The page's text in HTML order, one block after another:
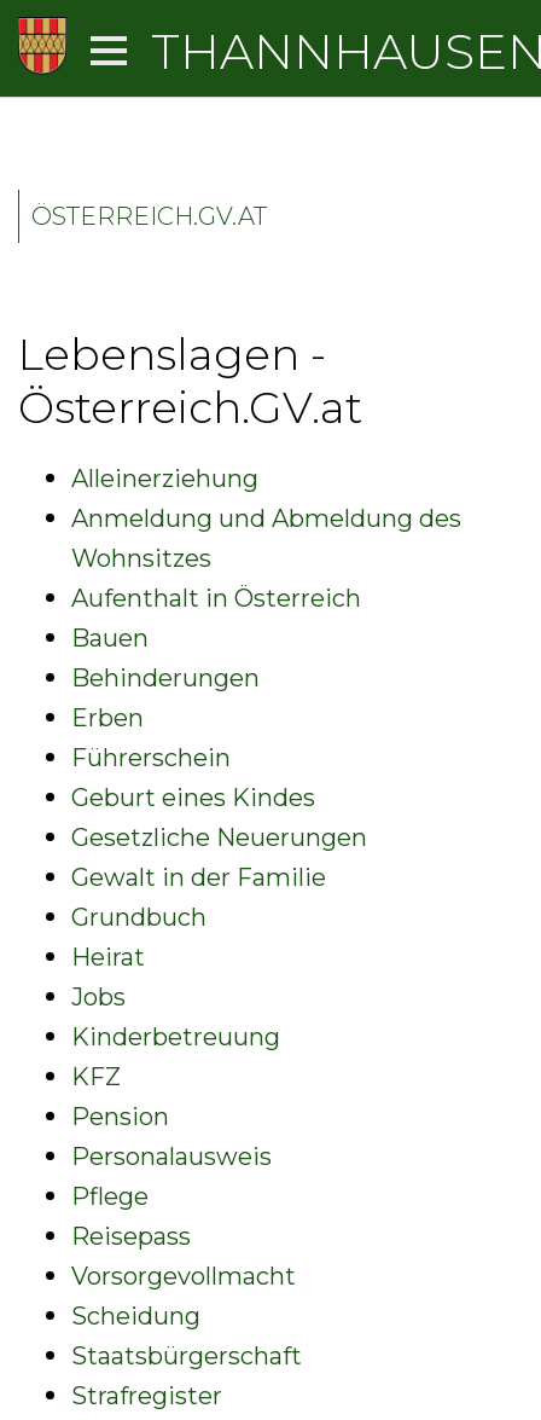
ÖSTERREICH.GV.AT
Lebenslagen -
Österreich.GV.at
Alleinerziehung
Anmeldung und Abmeldung des
Wohnsitzes
Aufenthalt in Österreich
Bauen
Behinderungen
Erben
Führerschein
Geburt eines Kindes
Gesetzliche Neuerungen
Gewalt in der Familie
Grundbuch
Heirat
Jobs
Kinderbetreuung
KFZ
Pension
Personalausweis
Pflege
Reisepass
Vorsorgevollmacht
Scheidung
Staatsbürgerschaft
Strafregister